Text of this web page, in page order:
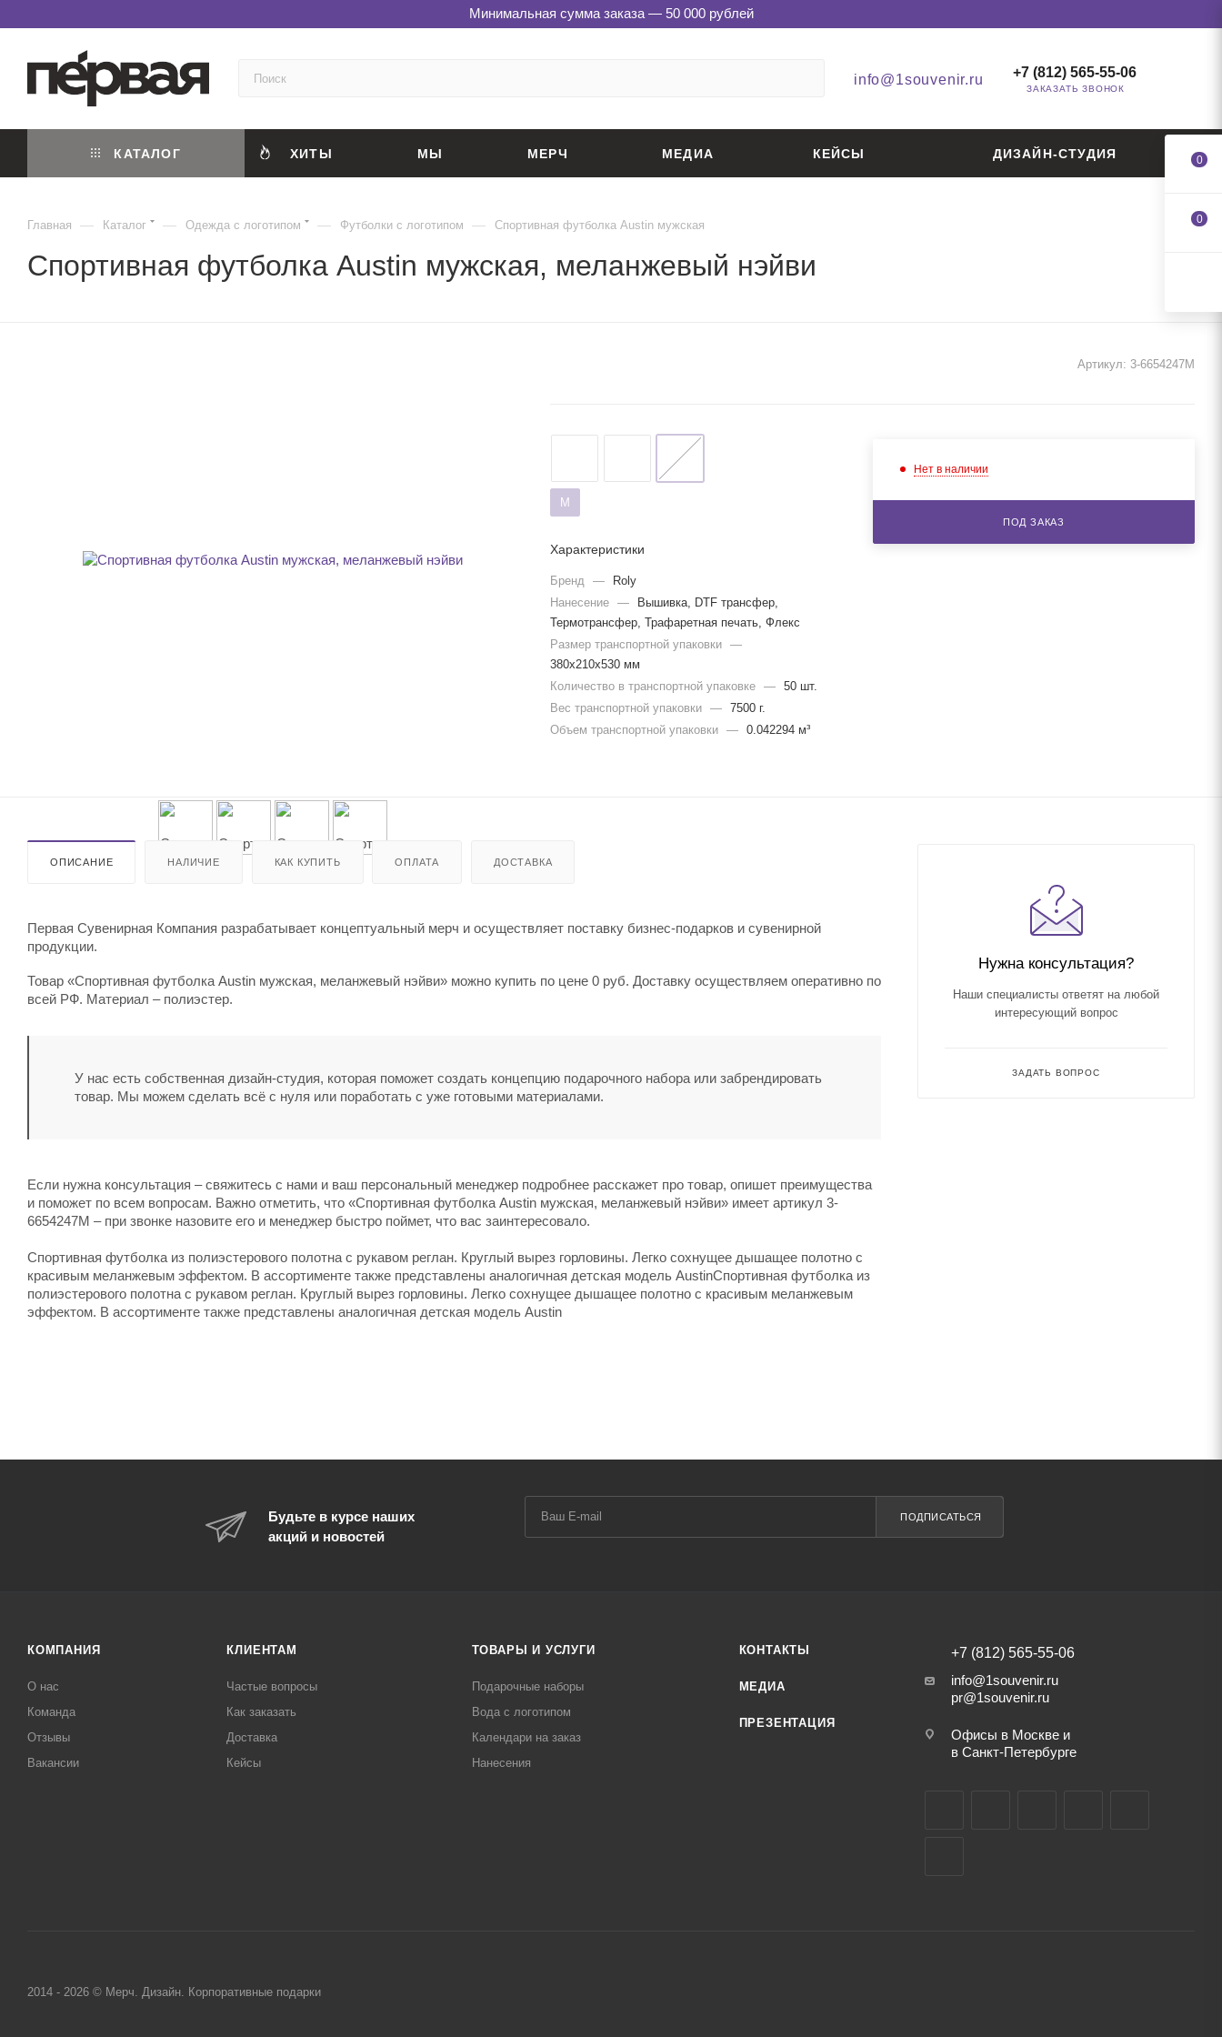
Минимальная сумма заказа — 50 000 рублей
info@1souvenir.ru +7 (812) 565-55-06
ЗАКАЗАТЬ ЗВОНОК
КАТАЛОГ ХИТЫ МЫ МЕРЧ МЕДИА КЕЙСЫ ДИЗАЙН-СТУДИЯ
Главная — Каталог — Одежда с логотипом — Футболки с логотипом — Спортивная футболка Austin мужская
Спортивная футболка Austin мужская, меланжевый нэйви
Артикул: 3-6654247M
M
Характеристики
Бренд —
Roly
Нанесение
—
Вышивка, DTF трансфер,
Термотрансфер, Трафаретная печать, Флекс
Размер транспортной упаковки
—
380x210x530 мм
Количество в транспортной упаковке
—
50 шт.
Вес транспортной упаковки
—
7500 г.
Объем транспортной упаковки
— 0.042294 м³
Нет в наличии
ПОД ЗАКАЗ
ОПИСАНИЕ НАЛИЧИЕ КАК КУПИТЬ ОПЛАТА ДОСТАВКА
Первая Сувенирная Компания разрабатывает концептуальный мерч и осуществляет поставку бизнес-подарков и сувенирной
продукции.
Товар «Спортивная футболка Austin мужская, меланжевый нэйви» можно купить по цене 0 руб. Доставку осуществляем оперативно по
всей РФ. Материал – полиэстер.
У нас есть собственная дизайн-студия, которая поможет создать концепцию подарочного набора или забрендировать
товар. Мы можем сделать всё с нуля или поработать с уже готовыми материалами.
Если нужна консультация – свяжитесь с нами и ваш персональный менеджер подробнее расскажет про товар, опишет преимущества
и поможет по всем вопросам. Важно отметить, что «Спортивная футболка Austin мужская, меланжевый нэйви» имеет артикул 3-
6654247M – при звонке назовите его и менеджер быстро поймет, что вас заинтересовало.
Спортивная футболка из полиэстерового полотна с рукавом реглан. Круглый вырез горловины. Легко сохнущее дышащее полотно с
красивым меланжевым эффектом. В ассортименте также представлены аналогичная детская модель AustinСпортивная футболка из
полиэстерового полотна с рукавом реглан. Круглый вырез горловины. Легко сохнущее дышащее полотно с красивым меланжевым
эффектом. В ассортименте также представлены аналогичная детская модель Austin
Нужна консультация?
Наши специалисты ответят на любой
интересующий вопрос
ЗАДАТЬ ВОПРОС
Будьте в курсе наших
акций и новостей
ПОДПИСАТЬСЯ
КОМПАНИЯ
О нас
Команда
Отзывы
Вакансии
КЛИЕНТАМ
Частые вопросы
Как заказать
Доставка
Кейсы
ТОВАРЫ И УСЛУГИ
Подарочные наборы
Вода с логотипом
Календари на заказ
Нанесения
КОНТАКТЫ
МЕДИА
ПРЕЗЕНТАЦИЯ
+7 (812) 565-55-06
info@1souvenir.ru
pr@1souvenir.ru
Офисы в Москве и
в Санкт-Петербурге
2014 - 2026 © Мерч. Дизайн. Корпоративные подарки
0
0